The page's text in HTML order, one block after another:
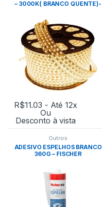
– 3000K( BRANCO QUENTE)-
R$11.03 - Até 12x
Ou
Desconto à vista
Outros
ADESIVO ESPELHOS BRANCO
360G – FISCHER